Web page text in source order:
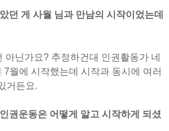
던 게 사월 님과 만남의 시작이었는데
닌가요? 추정하건대 인권활동가 네
월에 시작했는데 시작과 동시에 여러
거든요.
권운동은 어떻게 알고 시작하게 되셨